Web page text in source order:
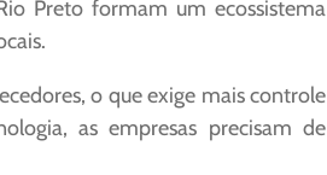
Preto formam um ecossistema
o que exige mais controle
as empresas precisam de